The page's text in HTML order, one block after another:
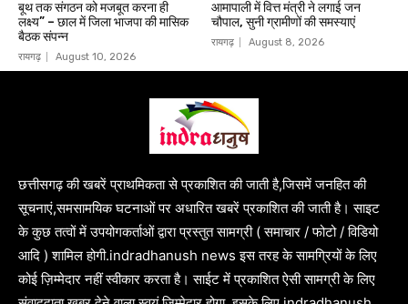
बूथ तक संगठन को मजबूत करना ही
लक्ष्य” – छाल में जिला भाजपा की मासिक
बैठक संपन्न
रायगढ़ August 10, 2026
आमापाली में वित्त मंत्री ने लगाई जन
चौपाल, सुनी ग्रामीणों की समस्याएं
रायगढ़ August 8, 2026
छत्तीसगढ़ की खबरें प्राथमिकता से प्रकाशित की जाती है,जिसमें जनहित की
सूचनाएं,समसामयिक घटनाओं पर अधारित खबरें प्रकाशित की जाती है। साइट
के कुछ तत्वों में उपयोगकर्ताओं द्वारा प्रस्तुत सामग्री ( समाचार / फोटो / विडियो
आदि ) शामिल होगी.indradhanush news इस तरह के सामग्रियों के लिए
कोई ज़िम्मेदार नहीं स्वीकार करता है। साईट में प्रकाशित ऐसी सामग्री के लिए